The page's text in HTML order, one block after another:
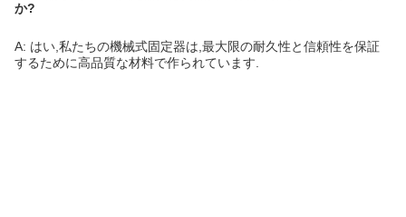
か?
A: はい,私たちの機械式固定器は,最大限の耐久性と信頼性を保証
するために高品質な材料で作られています.